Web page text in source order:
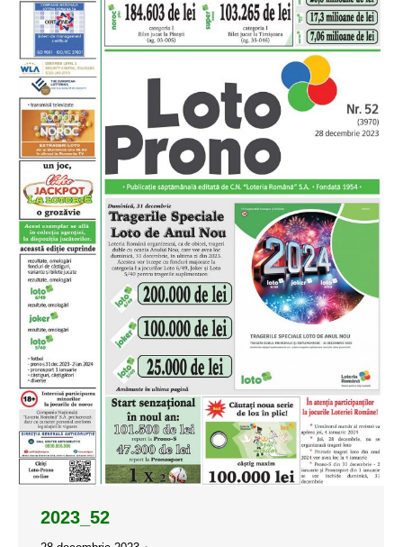
2023_52